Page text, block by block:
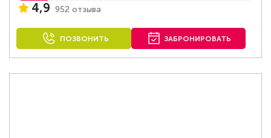
4,9 952 отзыва
ПОЗВОНИТЬ ЗАБРОНИРОВАТЬ